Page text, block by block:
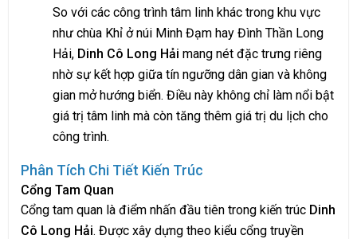
So với các công trình tâm linh khác trong khu vực
như chùa Khỉ ở núi Minh Đạm hay Đình Thần Long
Hải, Dinh Cô Long Hải mang nét đặc trưng riêng
nhờ sự kết hợp giữa tín ngưỡng dân gian và không
gian mở hướng biển. Điều này không chỉ làm nổi bật
giá trị tâm linh mà còn tăng thêm giá trị du lịch cho
công trình.
Phân Tích Chi Tiết Kiến Trúc
Cổng Tam Quan
Cổng tam quan là điểm nhấn đầu tiên trong kiến trúc Dinh
Cô Long Hải. Được xây dựng theo kiểu cổng truyền